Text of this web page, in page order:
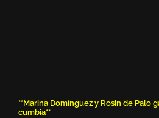
**Marina Domínguez y Rosin de Palo
cumbia**